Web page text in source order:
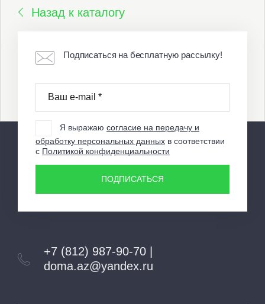
Назад к каталогу
Подписаться на бесплатную рассылку!
Я выражаю согласие на передачу и
обработку персональных данных в соответствии
с Политикой конфиденциальности
ПОДПИСАТЬСЯ
+7 (812) 987-90-70 |
doma.az@yandex.ru